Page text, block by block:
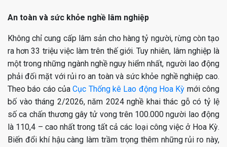
An toàn và sức khỏe nghề lâm nghiệp
Không chỉ cung cấp lâm sản cho hàng tỷ người, rừng còn tạo
ra hơn 33 triệu việc làm trên thế giới. Tuy nhiên, lâm nghiệp là
một trong những ngành nghề nguy hiểm nhất, người lao động
phải đối mặt với rủi ro an toàn và sức khỏe nghề nghiệp cao.
Theo báo cáo củaCục Thống kê Lao động Hoa Kỳ mới công
bố vào tháng 2/2026, năm 2024 nghề khai thác gỗ có tỷ lệ
số ca chấn thương gây tử vong trên 100.000 người lao động
là 110,4 – cao nhất trong tất cả các loại công việc ở Hoa Kỳ.
Biến đổi khí hậu càng làm trầm trọng thêm những rủi ro này,